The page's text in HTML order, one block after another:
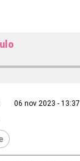
06 nov 2023 - 13:37